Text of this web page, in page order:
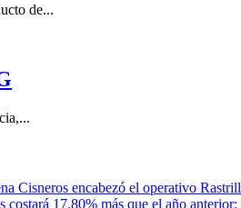
de...
Cisneros encabezó el operativo
costará 17.80% más que el año